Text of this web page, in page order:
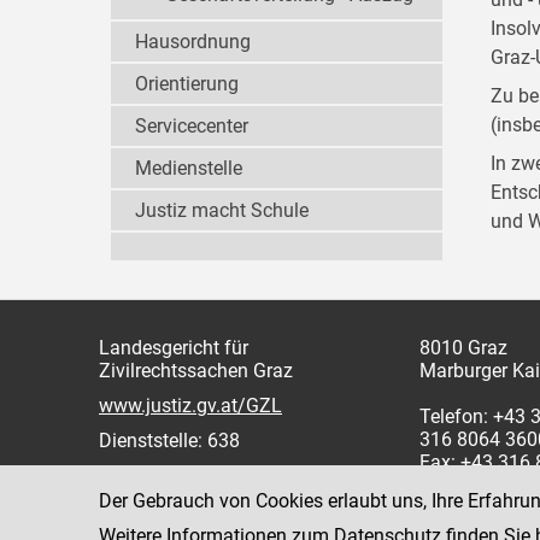
Zu
In
und
Hausordnung
Orientierung
Servicecenter
Medienstelle
Justiz macht Schule
Landesgericht für
Zivilrechtssachen Graz
www.justiz.gv.at/GZL
Dienststelle: 638
8010 Graz
Marburger
Telefon: +43
316 8064
Fax: +43 316
Der Gebrauch von Cookies erlaubt uns, Ihre